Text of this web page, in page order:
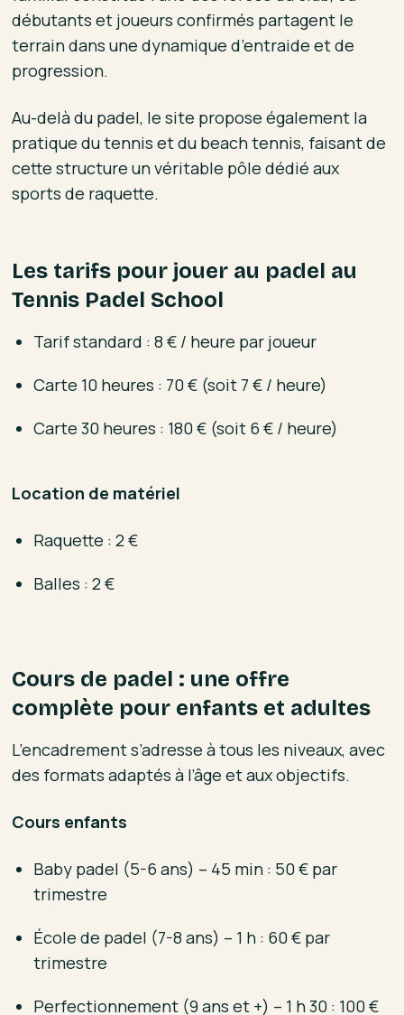
débutants et joueurs confirmés partagent le
terrain dans une dynamique d’entraide et de
progression.
Au-delà du padel, le site propose également la
pratique du tennis et du beach tennis, faisant de
cette structure un véritable pôle dédié aux
sports de raquette.
Les tarifs pour jouer au padel au
Tennis Padel School
Tarif standard : 8 € / heure par joueur
Carte 10 heures : 70 € (soit 7 € / heure)
Carte 30 heures : 180 € (soit 6 € / heure)
Location de matériel
Raquette : 2 €
Balles : 2 €
Cours de padel : une offre
complète pour enfants et adultes
L’encadrement s’adresse à tous les niveaux, avec
des formats adaptés à l’âge et aux objectifs.
Cours enfants
Baby padel (5-6 ans) – 45 min : 50 € par
trimestre
École de padel (7-8 ans) – 1 h : 60 € par
trimestre
Perfectionnement (9 ans et +) – 1 h 30 : 100 €